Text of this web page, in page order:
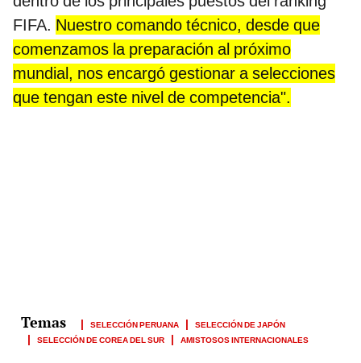
FIFA. Nuestro comando técnico, desde que
comenzamos la preparación al próximo
mundial, nos encargó gestionar a selecciones
que tengan este nivel de competencia".
SELECCIÓN PERUANA
SELECCIÓN DE JAPÓN
SELECCIÓN DE COREA DEL SUR
AMISTOSOS INTERNACIONALES